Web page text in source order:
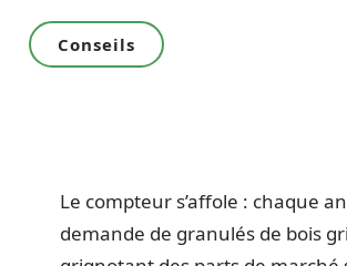
Conseils
Le compteur s’affole : chaque
demande de granulés de bois